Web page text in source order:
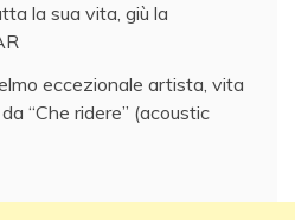
la sua vita, giù la
eccezionale artista, vita
“Che ridere” (acoustic